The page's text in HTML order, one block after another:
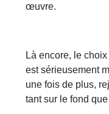
œuvre.
Là encore, le
est sérieusement
une fois de plus,
tant sur le fond